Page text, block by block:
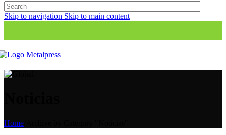
Skip to navigation Skip to main content
Home